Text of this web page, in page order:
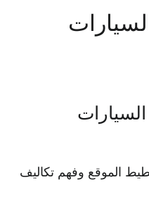
الموقع وفهم تكاليف